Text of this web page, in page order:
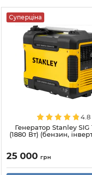
Суперціна
4.8
Генератор Stanley SIG
(1880 Вт) (бензин,
25 000 грн